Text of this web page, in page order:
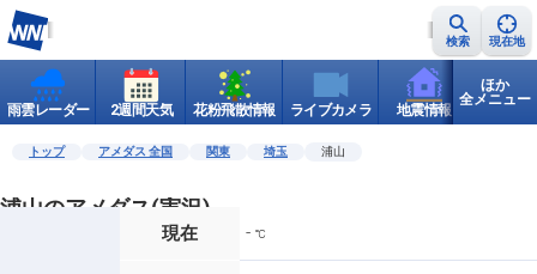
検索 現在地
雨雲レーダー 2週間天気 花粉飛散情報 ライブカメラ 地震情報 世界天
ほか
全メニュー
トップ アメダス 全国 関東 埼玉 浦山
浦山のアメダス(実況)
現在 - ℃